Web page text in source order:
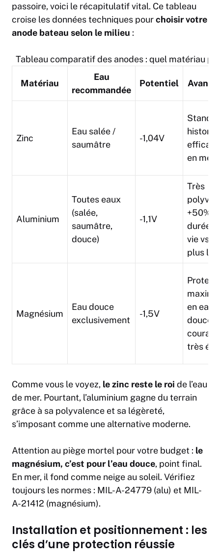
passoire, voici le récapitulatif vital. Ce tableau
croise les données techniques pourchoisir votre
anode bateau selon le milieu :
Tableau comparatif des anodes : quel matériau
Matériau
Eau
recommandée
Potentiel
Zinc
Eau salée /
saumâtre
-1,04V
efficace
en mer
Aluminium
Toutes eaux
(salée,
saumâtre,
douce)
-1,1V
Très
+50%
durée
vie vs
plus
Magnésium
Eau douce
exclusivement
-1,5V
en eau
douce,
courant
très
Comme vous le voyez, le zinc reste le roi de l’eau
de mer. Pourtant, l’aluminium gagne du terrain
grâce à sa polyvalence et sa légèreté,
s’imposant comme une alternative moderne.
Attention au piège mortel pour votre budget : le
magnésium, c’est pour l’eau douce, point final.
En mer, il fond comme neige au soleil. Vérifiez
toujours les normes : MIL-A-24779 (alu) et MIL-
A-21412 (magnésium).
Installation et positionnement : les
clés d’une protection réussie